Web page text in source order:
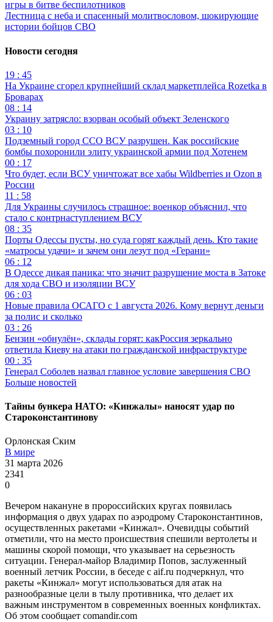
игры в битве беспилотников
Лестница с неба и спасенный молитвословом, шокирующие
истории бойцов СВО
Новости сегодня
19 : 45
На Украине сгорел крупнейший склад маркетплейса Rozetka в
Броварах
08 : 14
Украину затрясло: взорван особый объект Зеленского
03 : 10
Подземный город ССО ВСУ разрушен. Как российские
бомбы похоронили элиту украинской армии под Хотенем
00 : 17
Что будет, если ВСУ уничтожат все хабы Wildberries и Ozon в
России
11 : 58
Для Украины случилось страшное: военкор объяснил, что
стало с контрнаступлением ВСУ
08 : 35
Порты Одессы пусты, но суда горят каждый день. Кто такие
«матросы удачи» и зачем они лезут под «Герани»
06 : 12
В Одессе дикая паника: что значит разрушение моста в Затоке
для хода СВО и изоляции ВСУ
06 : 03
Новые правила ОСАГО с 1 августа 2026. Кому вернут деньги
за полис и сколько
03 : 26
Бензин «обнулён», склады горят: какРоссия зеркально
ответила Киеву на атаки по гражданской инфраструктуре
00 : 35
Генерал Соболев назвал главное условие завершения СВО
Больше новостей
Тайны бункера НАТО: «Кинжалы» наносят удар по
Староконстантинову
Орлонская Ским
В мире
31 марта 2026
2341
0
Вечером накануне в пророссийских кругах появилась
информация о двух ударах по аэродрому Староконстантинов,
осуществленных ракетами «Кинжал». Очевидцы событий
отметили, что на место происшествия спешили вертолеты и
машины скорой помощи, что указывает на серьезность
ситуации. Генерал-майор Владимир Попов, заслуженный
военный летчик России, в беседе с aif.ru подчеркнул, что
ракеты «Кинжал» могут использоваться для атак на
разнообразные цели в тылу противника, что делает их
важным инструментом в современных военных конфликтах.
Об этом сообщает comandir.com